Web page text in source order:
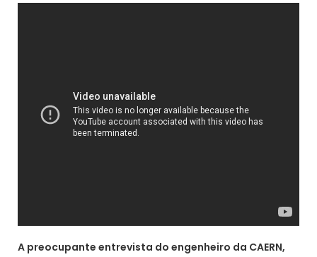
A preocupante entrevista do engenheiro da CAERN,